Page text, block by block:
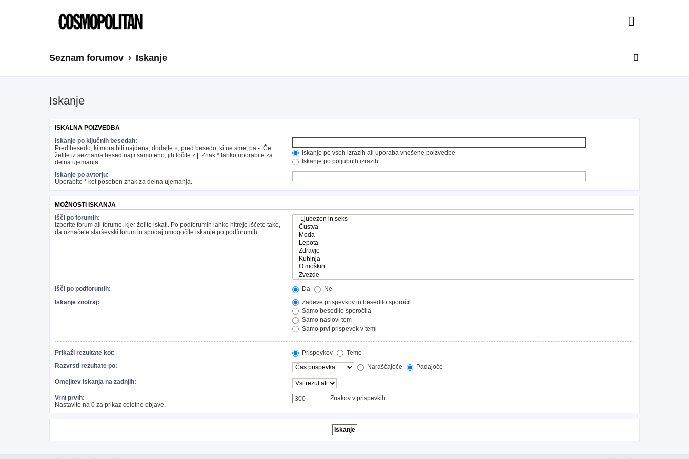
Seznam forumov Iskanje
Iskanje
ISKALNA POIZVEDBA
Iskanje po ključnih besedah:
Pred besedo, ki mora biti najdena, dodajte +, pred besedo, ki ne sme, pa -. Če
želite iz seznama besed najti samo eno, jih ločite z . Znak * lahko uporabite za
delna ujemanja.
Iskanje po vseh izrazih ali uporaba vnešene poizvedbe
Iskanje po poljubnih izrazih
Iskanje po avtorju:
Uporabite * kot poseben znak za delna ujemanja.
MOŽNOSTI ISKANJA
Išči po forumih:
Izberite forum ali forume, kjer želite iskati. Po podforumih lahko hitreje iščete tako,
da označete starševski forum in spodaj omogočite iskanje po podforumih.
Išči po podforumih: Da
Ne
Iskanje znotraj:
Zadeve prispevkov in besedilo sporočil
Samo besedilo sporočila
Samo naslovi tem
Samo prvi prispevek v temi
Prikaži rezultate kot: Prispevkov
Teme
Razvrsti rezultate po:
Naraščajoče Padajoče
Omejitev iskanja na zadnjih:
Vrni prvih:
Nastavite na 0 za prikaz celotne objave.
Znakov v prispevkih